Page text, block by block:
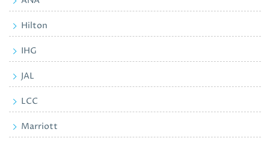
Hilton
IHG
JAL
LCC
Marriott